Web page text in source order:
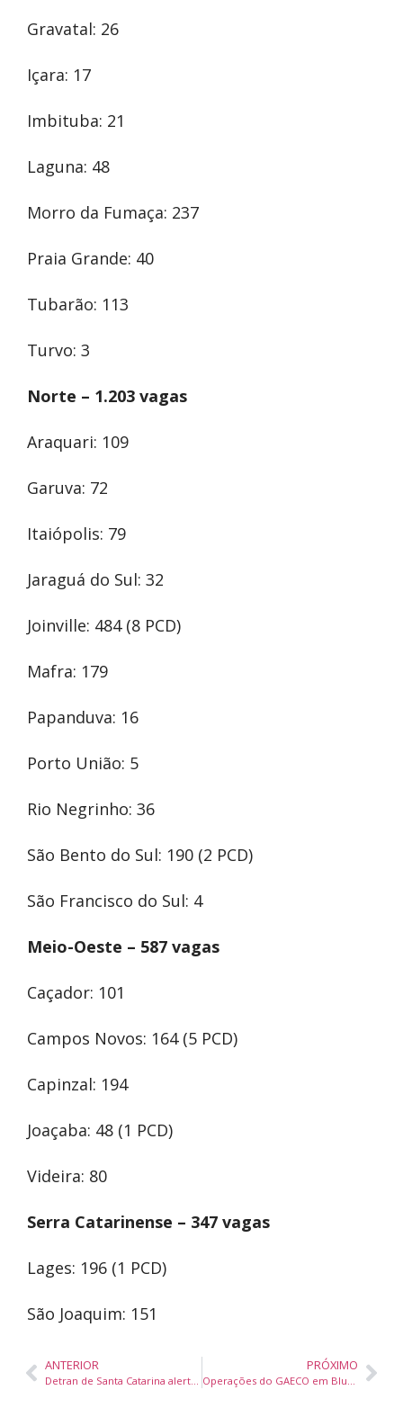
Gravatal: 26
Içara: 17
Imbituba: 21
Laguna: 48
Morro da Fumaça: 237
Praia Grande: 40
Tubarão: 113
Turvo: 3
Norte – 1.203 vagas
Araquari: 109
Garuva: 72
Itaiópolis: 79
Jaraguá do Sul: 32
Joinville: 484 (8 PCD)
Mafra: 179
Papanduva: 16
Porto União: 5
Rio Negrinho: 36
São Bento do Sul: 190 (2 PCD)
São Francisco do Sul: 4
Meio-Oeste – 587 vagas
Caçador: 101
Campos Novos: 164 (5 PCD)
Capinzal: 194
Joaçaba: 48 (1 PCD)
Videira: 80
Serra Catarinense – 347 vagas
Lages: 196 (1 PCD)
São Joaquim: 151
ANTERIOR
Detran de Santa Catarina alerta motoristas para retirada de CNHs até esta terça-feira
PRÓXIMO
Operações do GAECO em Blumenau avançam com análise de provas e relatório final previsto para até quatro meses